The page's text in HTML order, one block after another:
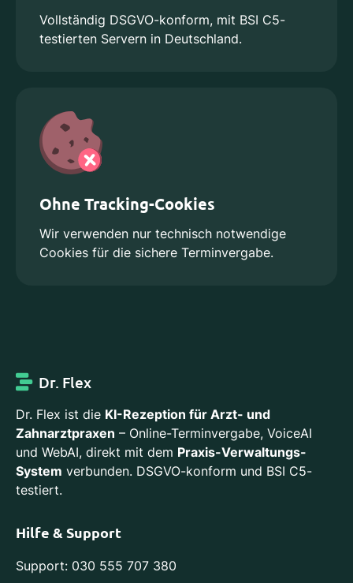
Vollständig DSGVO-konform, mit BSI C5-
testierten Servern in Deutschland.
Ohne Tracking-Cookies
Wir verwenden nur technisch notwendige
Cookies für die sichere Terminvergabe.
Dr. Flex
Dr. Flex ist die KI-Rezeption für Arzt- und
Zahnarztpraxen – Online-Terminvergabe, VoiceAI
und WebAI, direkt mit dem Praxis-Verwaltungs-
System verbunden. DSGVO-konform und BSI C5-
testiert.
Hilfe & Support
Support: 030 555 707 380